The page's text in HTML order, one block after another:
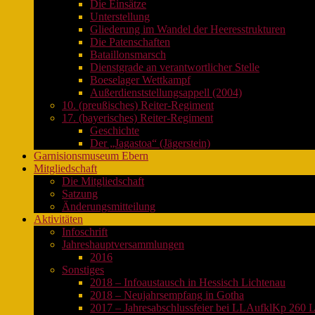
Die Einsätze
Unterstellung
Gliederung im Wandel der Heeresstrukturen
Die Patenschaften
Bataillonsmarsch
Dienstgrade an verantwortlicher Stelle
Boeselager Wettkampf
Außerdienststellungsappell (2004)
10. (preußisches) Reiter-Regiment
17. (bayerisches) Reiter-Regiment
Geschichte
Der „Jagastoa“ (Jägerstein)
Garnisionsmuseum Ebern
Mitgliedschaft
Die Mitgliedschaft
Satzung
Änderungsmitteilung
Aktivitäten
Infoschrift
Jahreshauptversammlungen
2016
Sonstiges
2018 – Infoaustausch in Hessisch Lichtenau
2018 – Neujahrsempfang in Gotha
2017 – Jahresabschlussfeier bei LLAufklKp 260